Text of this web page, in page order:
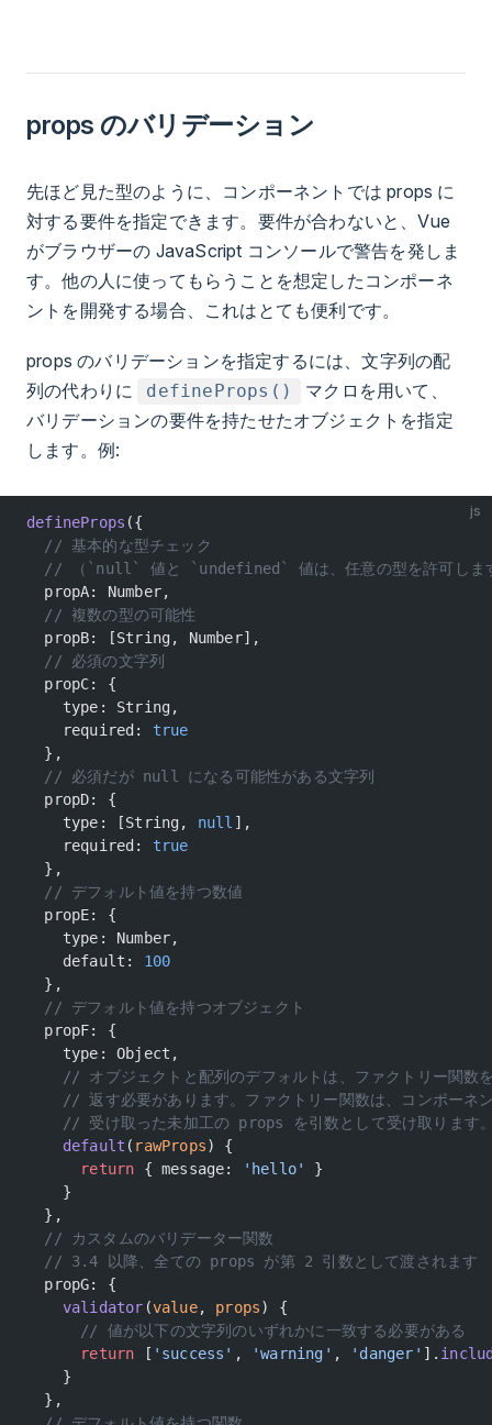
props のバリデーション
先ほど見た型のように、コンポーネントでは props に
対する要件を指定できます。要件が合わないと、Vue
がブラウザーの JavaScript コンソールで警告を発しま
す。他の人に使ってもらうことを想定したコンポーネ
ントを開発する場合、これはとても便利です。
props のバリデーションを指定するには、文字列の配
列の代わりに
defineProps() マクロ を用いて、
バリデーションの要件を持たせたオブジェクトを指定
します。例:
js
defineProps ({
  // 基本的な型チェック
// （`null` 値と `undefined` 値は、任意の型を許可しま
  propA: Number,
  // 複数の型の可能性
  propB: [String, Number],
  // 必須の文字列
  propC: {
    type: String,
    required:
true
  },
  // 必須だが null になる可能性がある文字列
  propD: {
    type: [String,
null ],
    required:
true
  },
  // デフォルト値を持つ数値
  propE: {
    type: Number,
    default:
100
  },
  // デフォルト値を持つオブジェクト
  propF: {
    type: Object,
// オブジェクトと配列のデフォルトは、ファクトリー関数
// 返す必要があります。ファクトリー関数は、コンポーネ
// 受け取った未加工の props を引数として受け取ります
    default
( rawProps) {
      return
{ message: 'hello'
}
    }
  },
  // カスタムのバリデーター関数
  // 3.4 以降、全ての props が第 2 引数として渡されます
  propG: {
    validator
(value, props) {
      // 値が以下の文字列のいずれかに一致する必要がある
      return
[ 'success' , 'warning' , 'danger' ].
    }
  },